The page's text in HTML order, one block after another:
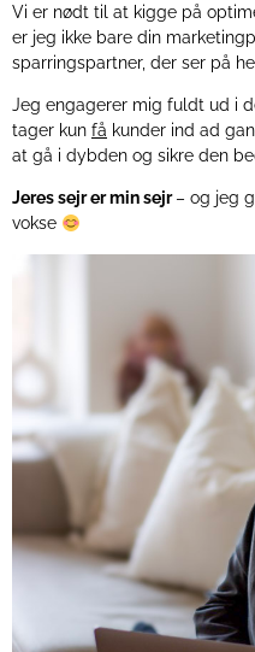
Vi er nødt til at kigge på
er jeg ikke bare din
sparringspartner, der ser på
Jeg engagerer mig fuldt ud i
tager kun få kunder ind ad
at gå i dybden og sikre den
Jeres sejr er min sejr– og jeg
vokse